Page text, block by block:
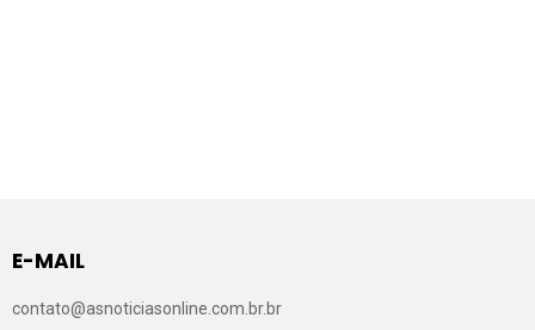
E-MAIL
contato@asnoticiasonline.com.br.br